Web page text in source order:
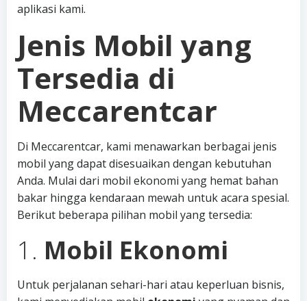
aplikasi kami.
Jenis Mobil yang
Tersedia di
Meccarentcar
Di Meccarentcar, kami menawarkan berbagai jenis
mobil yang dapat disesuaikan dengan kebutuhan
Anda. Mulai dari mobil ekonomi yang hemat bahan
bakar hingga kendaraan mewah untuk acara spesial.
Berikut beberapa pilihan mobil yang tersedia:
1. Mobil Ekonomi
Untuk perjalanan sehari-hari atau keperluan bisnis,